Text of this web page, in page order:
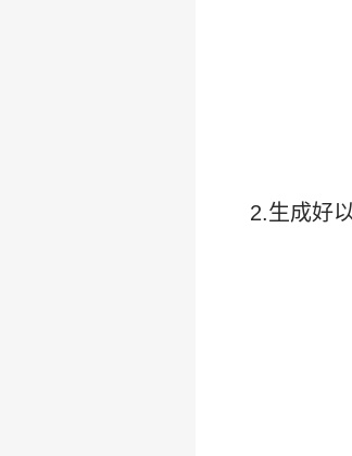
2.生成好